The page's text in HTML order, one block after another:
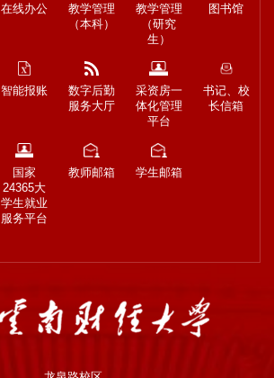
在线办公
教学管理
（本科）
教学管理
（研究
生）
图书馆
智能报账
数字后勤
服务大厅
采资房一
体化管理
平台
书记、校
长信箱
国家
24365大
学生就业
服务平台
教师邮箱 学生邮箱